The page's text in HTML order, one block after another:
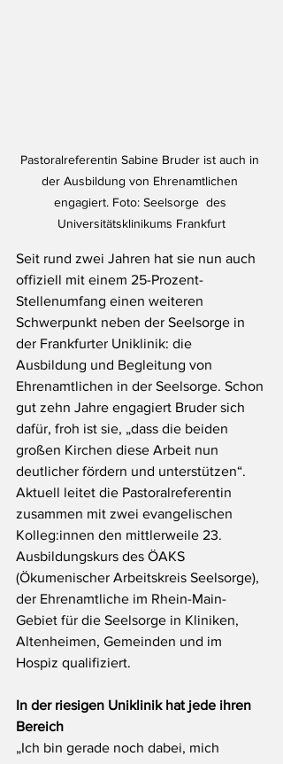
Pastoralreferentin Sabine Bruder ist auch in
der Ausbildung von Ehrenamtlichen
engagiert. Foto: Seelsorge  des
Universitätsklinikums Frankfurt
Seit rund zwei Jahren hat sie nun auch
offiziell mit einem 25-Prozent-
Stellenumfang einen weiteren
Schwerpunkt neben der Seelsorge in
der Frankfurter Uniklinik: die
Ausbildung und Begleitung von
Ehrenamtlichen in der Seelsorge. Schon
gut zehn Jahre engagiert Bruder sich
dafür, froh ist sie, „dass die beiden
großen Kirchen diese Arbeit nun
deutlicher fördern und unterstützen“.
Aktuell leitet die Pastoralreferentin
zusammen mit zwei evangelischen
Kolleg:innen den mittlerweile 23.
Ausbildungskurs des ÖAKS
(Ökumenischer Arbeitskreis Seelsorge),
der Ehrenamtliche im Rhein-Main-
Gebiet für die Seelsorge in Kliniken,
Altenheimen, Gemeinden und im
Hospiz qualifiziert.
In der riesigen Uniklinik hat jede ihren
Bereich
„Ich bin gerade noch dabei, mich